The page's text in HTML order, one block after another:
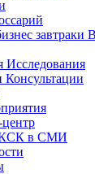
завтраки
Исследования
Консультации
в СМИ